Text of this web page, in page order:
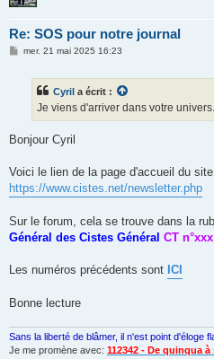
Re: SOS pour notre journal
Mmer. 21 mai 2025 16:23
Cyril a écrit :
Je viens d'arriver dans votre
Bonjour Cyril
Voici le lien de la page d'accueil du
https://www.cistes.net/newsletter.php
Sur le forum, cela se trouve dans la
Général des Cistes Général CT
Les numéros précédents sont ICI
Bonne lecture
Sans la liberté de blâmer, il n'est point d'éloge
Je me promène avec: 112342 - De quinqua à